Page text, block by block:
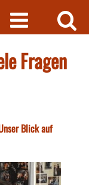
Fragen
Blick auf